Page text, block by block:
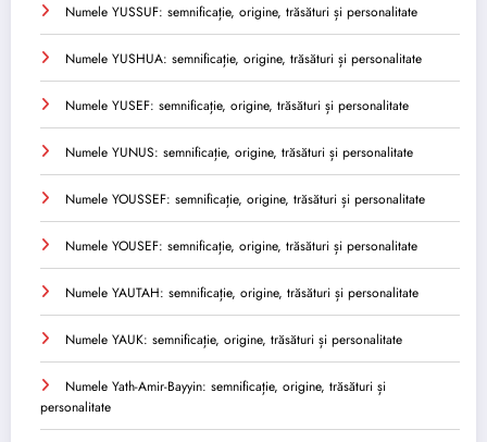
Numele YUSSUF: semnificație, origine, trăsături și personalitate
Numele YUSHUA: semnificație, origine, trăsături și personalitate
Numele YUSEF: semnificație, origine, trăsături și personalitate
Numele YUNUS: semnificație, origine, trăsături și personalitate
Numele YOUSSEF: semnificație, origine, trăsături și personalitate
Numele YOUSEF: semnificație, origine, trăsături și personalitate
Numele YAUTAH: semnificație, origine, trăsături și personalitate
Numele YAUK: semnificație, origine, trăsături și personalitate
Numele Yath-Amir-Bayyin: semnificație, origine, trăsături și
personalitate